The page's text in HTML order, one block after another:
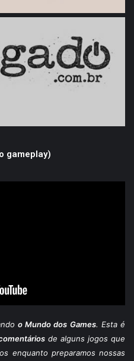
gameplay)
o Mundo dos Games. Esta é
de alguns jogos que
enquanto preparamos nossas